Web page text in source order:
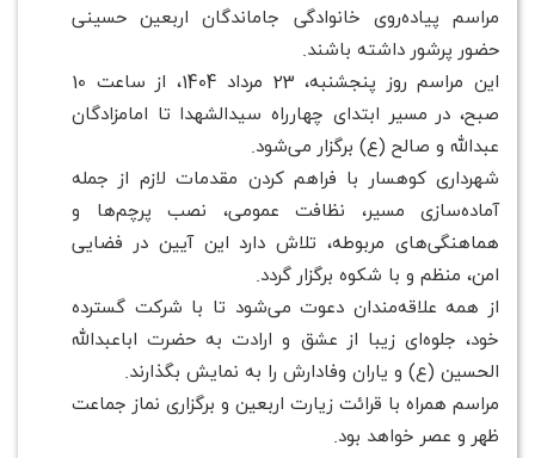
مراسم پیاده‌روی خانوادگی جاماندگان اربعین حسینی
حضور پرشور داشته باشند.
این مراسم روز پنجشنبه، 23 مرداد 1404، از ساعت 10
صبح، در مسیر ابتدای چهارراه سیدالشهدا تا امامزادگان
عبدالله و صالح (ع) برگزار می‌شود.
شهرداری کوهسار با فراهم کردن مقدمات لازم از جمله
آماده‌سازی مسیر، نظافت عمومی، نصب پرچم‌ها و
هماهنگی‌های مربوطه، تلاش دارد این آیین در فضایی
امن، منظم و با شکوه برگزار گردد.
از همه علاقه‌مندان دعوت می‌شود تا با شرکت گسترده
خود، جلوه‌ای زیبا از عشق و ارادت به حضرت اباعبدالله
الحسین (ع) و یاران وفادارش را به نمایش بگذارند.
مراسم همراه با قرائت زیارت اربعین و برگزاری نماز جماعت
ظهر و عصر خواهد بود.